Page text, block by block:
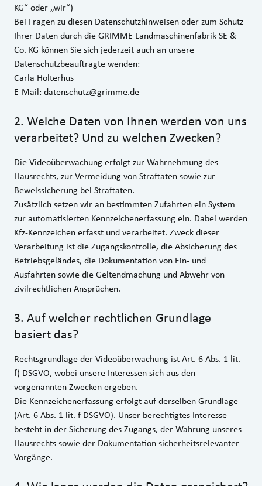
KG“ oder „wir“)
Bei Fragen zu diesen Datenschutzhinweisen oder zum Schutz
Ihrer Daten durch die GRIMME Landmaschinenfabrik SE &
Co. KG können Sie sich jederzeit auch an unsere
Datenschutzbeauftragte wenden:
Carla Holterhus
E‑Mail: datenschutz@grimme.de
2. Welche Daten von Ihnen werden von uns
verarbeitet? Und zu welchen Zwecken?
Die Videoüberwachung erfolgt zur Wahrnehmung des
Hausrechts, zur Vermeidung von Straftaten sowie zur
Beweissicherung bei Straftaten.
Zusätzlich setzen wir an bestimmten Zufahrten ein System
zur automatisierten Kennzeichenerfassung ein. Dabei werden
Kfz-Kennzeichen erfasst und verarbeitet. Zweck dieser
Verarbeitung ist die Zugangskontrolle, die Absicherung des
Betriebsgeländes, die Dokumentation von Ein- und
Ausfahrten sowie die Geltendmachung und Abwehr von
zivilrechtlichen Ansprüchen.
3. Auf welcher rechtlichen Grundlage
basiert das?
Rechtsgrundlage der Videoüberwachung ist Art. 6 Abs. 1 lit.
f) DSGVO, wobei unsere Interessen sich aus den
vorgenannten Zwecken ergeben.
Die Kennzeichenerfassung erfolgt auf derselben Grundlage
(Art. 6 Abs. 1 lit. f DSGVO). Unser berechtigtes Interesse
besteht in der Sicherung des Zugangs, der Wahrung unseres
Hausrechts sowie der Dokumentation sicherheitsrelevanter
Vorgänge.